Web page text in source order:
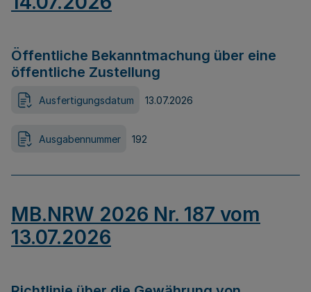
Öffentliche Bekanntmachung über eine
öffentliche Zustellung
Ausfertigungsdatum 13.07.2026
Ausgabennummer 192
MB.NRW 2026 Nr. 187 vom
13.07.2026